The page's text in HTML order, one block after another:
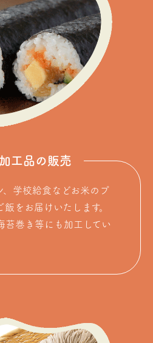
工品の販売
、学校給食などお米のプ
をお届けいたします。
苔巻き等にも加工してい